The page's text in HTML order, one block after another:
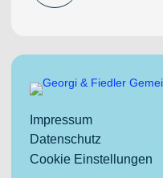
Impressum
Datenschutz
Cookie Einstellungen